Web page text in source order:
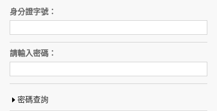
身分證字號：
請輸入密碼：
密碼查詢